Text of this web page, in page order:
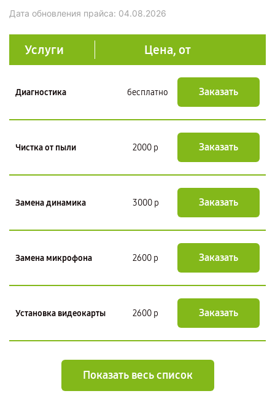
Дата обновления прайса: 04.08.2026
Услуги Цена, от
Диагностика бесплатно Заказать
Чистка от пыли 2000 р Заказать
Замена динамика 3000 р Заказать
Замена микрофона 2600 р Заказать
Установка видеокарты 2600 р Заказать
Показать весь список